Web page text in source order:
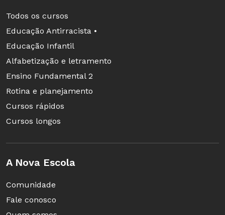
Todos os cursos
Educação Antirracista •
Educação Infantil
Alfabetização e letramento
Ensino Fundamental 2
Rotina e planejamento
Cursos rápidos
Cursos longos
A Nova Escola
Comunidade
Fale conosco